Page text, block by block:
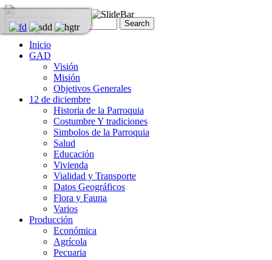
Inicio
GAD
Visión
Misión
Objetivos Generales
12 de diciembre
Historia de la Parroquia
Costumbre Y tradiciones
Simbolos de la Parroquia
Salud
Educación
Vivienda
Vialidad y Transporte
Datos Geográficos
Flora y Fauna
Varios
Producción
Económica
Agrícola
Pecuaria